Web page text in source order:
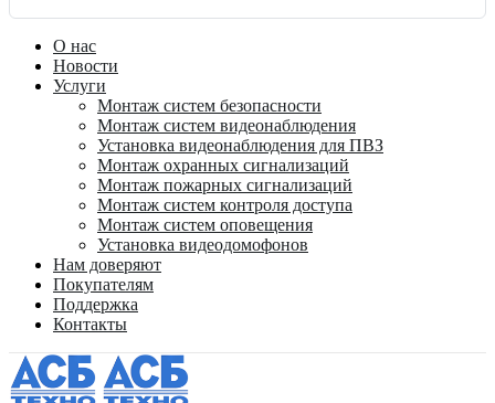
О нас
Новости
Услуги
Монтаж систем безопасности
Монтаж систем видеонаблюдения
Установка видеонаблюдения для ПВЗ
Монтаж охранных сигнализаций
Монтаж пожарных сигнализаций
Монтаж систем контроля доступа
Монтаж систем оповещения
Установка видеодомофонов
Нам доверяют
Покупателям
Поддержка
Контакты